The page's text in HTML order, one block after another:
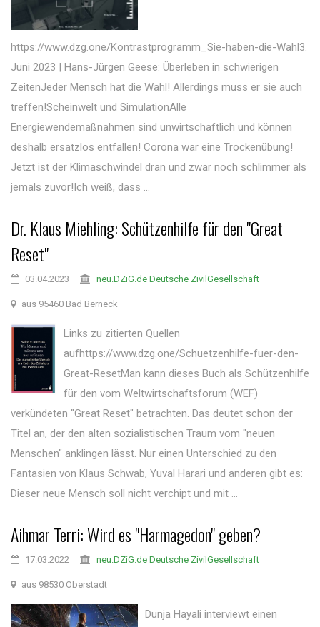
https://www.dzg.one/Kontrastprogramm_Sie-haben-die-Wahl3.
Juni 2023 | Hans-Jürgen Geese: Überleben in schwierigen
ZeitenJeder Mensch hat die Wahl! Allerdings muss er sie auch
treffen!Scheinwelt und SimulationAlle
Energiewendemaßnahmen sind unwirtschaftlich und können
deshalb ersatzlos entfallen! Corona war eine Trockenübung!
Jetzt ist der Klimaschwindel dran und zwar noch schlimmer als
jemals zuvor!Ich weiß, dass ...
Dr. Klaus Miehling: Schützenhilfe für den "Great
Reset"
03.04.2023 neu.DZiG.de Deutsche ZivilGesellschaft
aus 95460 Bad Berneck
Links zu zitierten Quellen
aufhttps://www.dzg.one/Schuetzenhilfe-fuer-den-
Great-ResetMan kann dieses Buch als Schützenhilfe
für den vom Weltwirtschaftsforum (WEF)
verkündeten "Great Reset" betrachten. Das deutet schon der
Titel an, der den alten sozialistischen Traum vom "neuen
Menschen" anklingen lässt. Nur einen Unterschied zu den
Fantasien von Klaus Schwab, Yuval Harari und anderen gibt es:
Dieser neue Mensch soll nicht verchipt und mit ...
Aihmar Terri: Wird es "Harmagedon" geben?
17.03.2022 neu.DZiG.de Deutsche ZivilGesellschaft
aus 98530 Oberstadt
Dunja Hayali interviewt einen